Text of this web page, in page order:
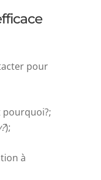
pour
pourquoi?;
);
à